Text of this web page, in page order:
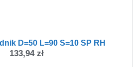
D=50 L=90 S=10 SP RH
133,94 zł